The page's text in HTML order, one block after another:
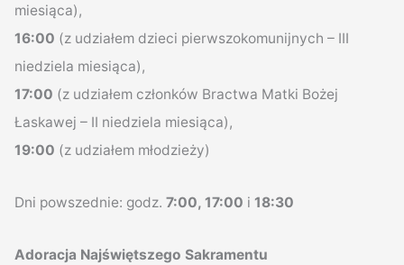
miesiąca),
16:00 (z udziałem dzieci pierwszokomunijnych – III
niedziela miesiąca),
17:00 (z udziałem członków Bractwa Matki Bożej
Łaskawej – II niedziela miesiąca),
19:00 (z udziałem młodzieży)
Dni powszednie: godz. 7:00, 17:00 i 18:30
Adoracja Najświętszego Sakramentu